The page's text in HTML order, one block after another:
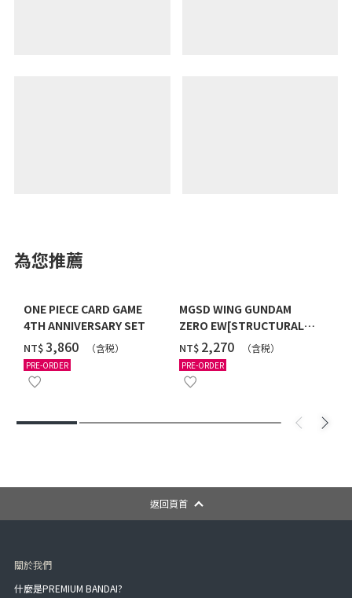
為您推薦
ONE PIECE CARD GAME
4TH ANNIVERSARY SET
NT$‌3,860 （含税）
PRE-ORDER
MGSD WING GUNDAM
ZERO EW[STRUCTURAL
COATING/BLACK] [2026年
12月發送]
NT$ ‌2,270 （含税）
PRE-ORDER
返回頁首
關於我們
什麼是PREMIUM BANDAI?